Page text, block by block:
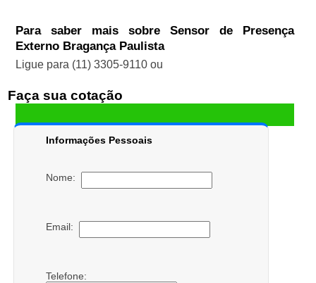
Para saber mais sobre Sensor de Presença
Externo Bragança Paulista
Ligue para (11) 3305-9110ou
Faça sua cotação
Informações Pessoais
Nome:
Email:
Telefone: